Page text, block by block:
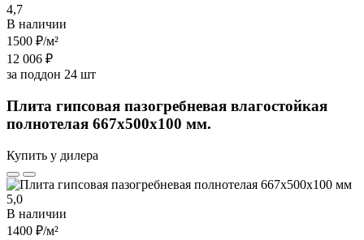
4,7
В наличии
1500 ₽/м²
12 006 ₽
за поддон 24 шт
Плита гипсовая пазогребневая влагостойкая
полнотелая 667х500х100 мм.
Купить у дилера
5,0
В наличии
1400 ₽/м²